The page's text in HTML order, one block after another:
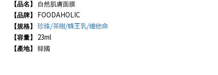
【品名】
自然肌膚面膜
【品牌】
FOODAHOLIC
【規格】 珍珠/茶樹/蜂王乳/維他命
【容量】 23ml
【產地】 韓國